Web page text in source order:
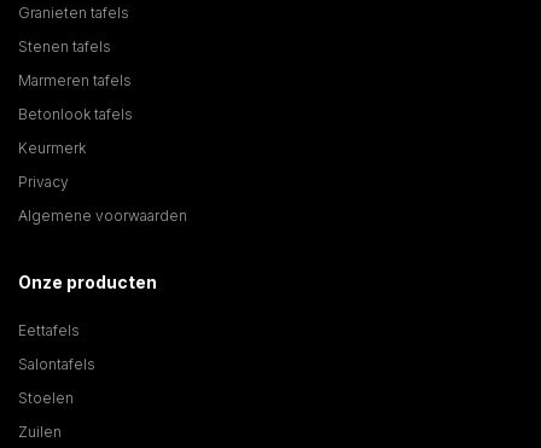
Granieten tafels
Stenen tafels
Marmeren tafels
Betonlook tafels
Keurmerk
Privacy
Algemene voorwaarden
Onze producten
Eettafels
Salontafels
Stoelen
Zuilen